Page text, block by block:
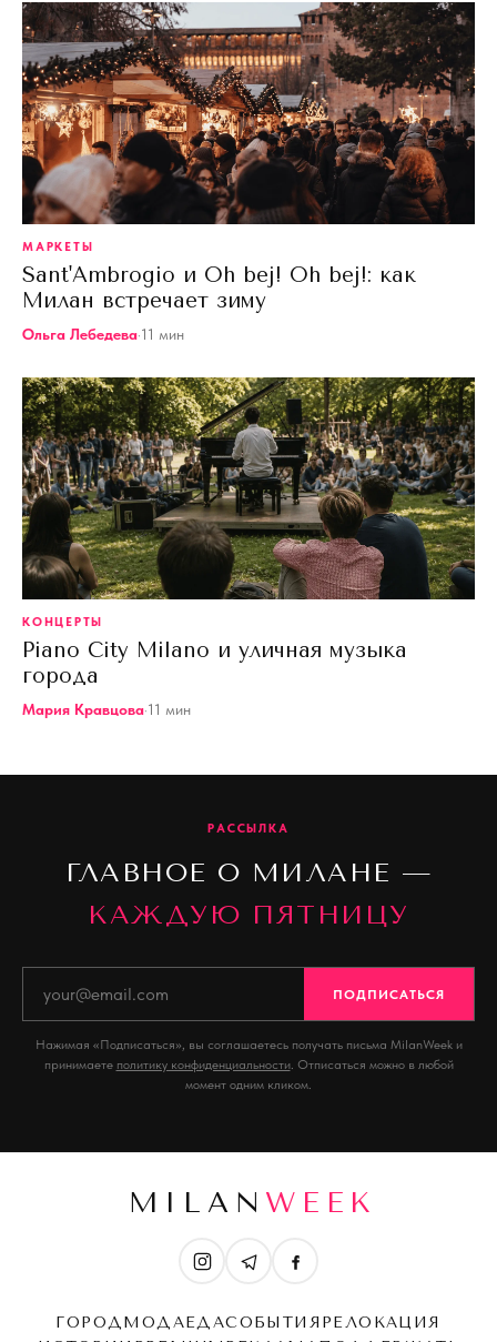
МАРКЕТЫ
Sant'Ambrogio и Oh bej! Oh bej!: как
Милан встречает зиму
Ольга Лебедева·11 мин
КОНЦЕРТЫ
Piano City Milano и уличная музыка
города
Мария Кравцова·11 мин
РАССЫЛКА
ГЛАВНОЕ О МИЛАНЕ —
КАЖДУЮ ПЯТНИЦУ
ПОДПИСАТЬСЯ
Нажимая «Подписаться», вы соглашаетесь получать письма MilanWeek и
принимаете политику конфиденциальности. Отписаться можно в любой
момент одним кликом.
MILAN WEEK
ГОРОДМОДАЕДАСОБЫТИЯ РЕЛОКАЦИЯ